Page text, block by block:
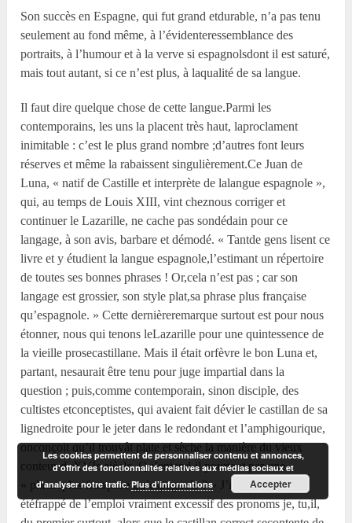
Son succès en Espagne, qui fut grand etdurable, n’a pas tenu
seulement au fond même, à l’évidenteressemblance des
portraits, à l’humour et à la verve si espagnolsdont il est saturé,
mais tout autant, si ce n’est plus, à laqualité de sa langue.
Il faut dire quelque chose de cette langue.Parmi les
contemporains, les uns la placent très haut, laproclament
inimitable : c’est le plus grand nombre ;d’autres font leurs
réserves et même la rabaissent singulièrement.Ce Juan de
Luna, « natif de Castille et interprète de lalangue espagnole »,
qui, au temps de Louis XIII, vint cheznous corriger et
continuer le Lazarille, ne cache pas sondédain pour ce
langage, à son avis, barbare et démodé. « Tantde gens lisent ce
livre et y étudient la langue espagnole,l’estimant un répertoire
de toutes ses bonnes phrases ! Or,cela n’est pas ; car son
langage est grossier, son style plat,sa phrase plus française
qu’espagnole. » Cette dernièreremarque surtout est pour nous
étonner, nous qui tenons leLazarille pour une quintessence de
la vieille prosecastillane. Mais il était orfèvre le bon Luna et,
partant, nesaurait être tenu pour juge impartial dans la
question ; puis,comme contemporain, sinon disciple, des
cultistes etconceptistes, qui avaient fait dévier le castillan de sa
lignedroite pour le jeter dans le redondant et l’amphigourique,
onconçoit qu’il trouvât plate et sèche la manière du vieux
conteur duXVIesiècle. Qu’entend-il pourtant par une
« phraseplus française qu’espagnole ? » J’imagine qu’il a
étéfrappé de l’emploi vraiment excessif des pronoms je, tu,il,
Les cookies permettent de personnaliser contenu et annonces,
d'offrir des fonctionnalités relatives aux médias sociaux et
d'analyser notre trafic.Plus d’informations Accepter